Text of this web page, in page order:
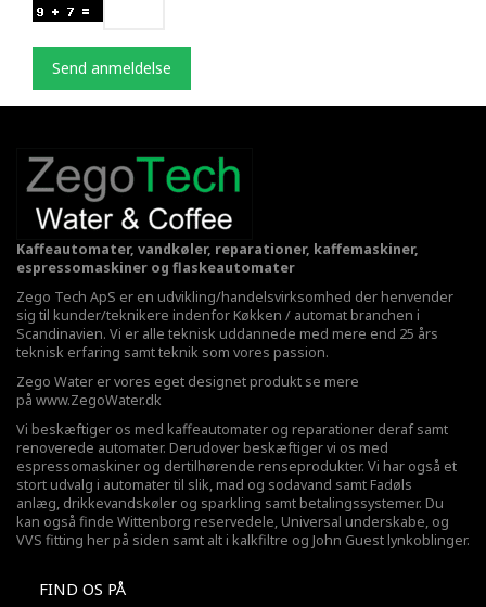
Send anmeldelse
Kaffeautomater, vandkøler, reparationer, kaffemaskiner,
espressomaskiner og flaskeautomater
Zego Tech ApS er en udvikling/handelsvirksomhed der henvender
sig til kunder/teknikere indenfor Køkken / automat branchen i
Scandinavien. Vi er alle teknisk uddannede med mere end 25 års
teknisk erfaring samt teknik som vores passion.
Zego Water er vores eget designet produkt se mere
på www.ZegoWater.dk
Vi beskæftiger os med kaffeautomater og reparationer deraf samt
renoverede automater. Derudover beskæftiger vi os med
espressomaskiner og dertilhørende renseprodukter. Vi har også et
stort udvalg i automater til slik, mad og sodavand samt Fadøls
anlæg, drikkevandskøler og sparkling samt betalingssystemer. Du
kan også finde Wittenborg reservedele, Universal underskabe, og
VVS fitting her på siden samt alt i kalkfiltre og John Guest lynkoblinger.
FIND OS PÅ